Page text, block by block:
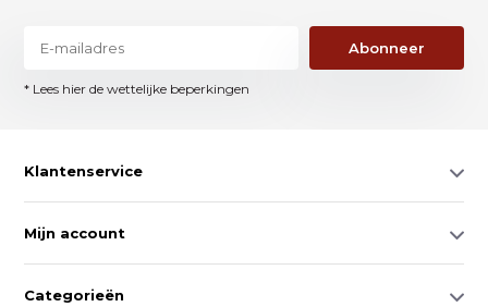
Abonneer
* Lees hier de wettelijke beperkingen
Klantenservice
Mijn account
Categorieën